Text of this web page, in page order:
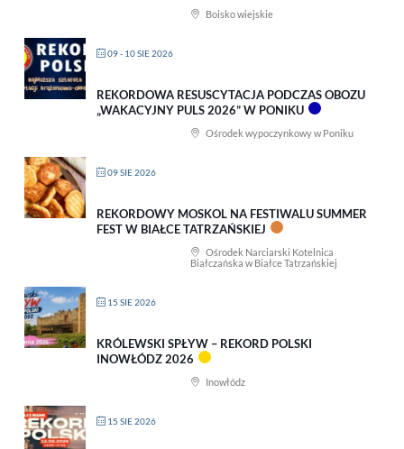
Boisko wiejskie
09 - 10 SIE 2026
REKORDOWA RESUSCYTACJA PODCZAS OBOZU
„WAKACYJNY PULS 2026” W PONIKU
Ośrodek wypoczynkowy w Poniku
09 SIE 2026
REKORDOWY MOSKOL NA FESTIWALU SUMMER
FEST W BIAŁCE TATRZAŃSKIEJ
Ośrodek Narciarski Kotelnica
Białczańska w Białce Tatrzańskiej
15 SIE 2026
KRÓLEWSKI SPŁYW – REKORD POLSKI
INOWŁÓDZ 2026
Inowłódz
15 SIE 2026